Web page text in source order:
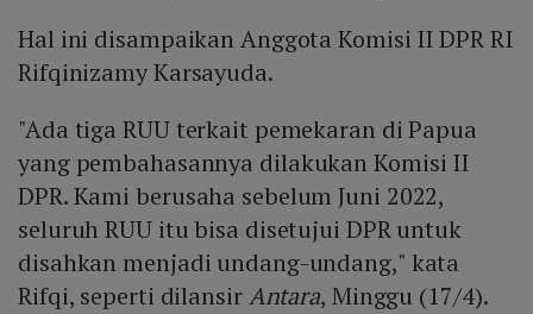
Hal ini disampaikan Anggota Komisi II DPR RI
Rifqinizamy Karsayuda.
"Ada tiga RUU terkait pemekaran di Papua
yang pembahasannya dilakukan Komisi II
DPR. Kami berusaha sebelum Juni 2022,
seluruh RUU itu bisa disetujui DPR untuk
disahkan menjadi undang-undang," kata
Rifqi, seperti dilansirAntara, Minggu (17/4).